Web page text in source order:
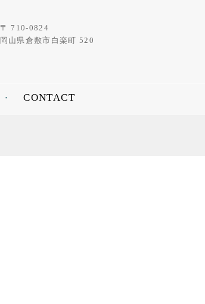
〒 710-0824
岡山県倉敷市白楽町 520
CONTACT